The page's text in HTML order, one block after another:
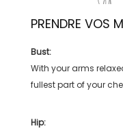
PRENDRE VOS
Bust:
With your arms
fullest part of your
Hip: